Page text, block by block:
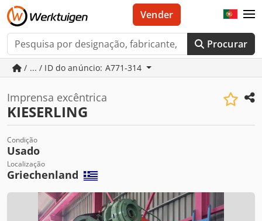
Procurar
Vender
/ ... / ID do anúncio: A771-314
Imprensa excêntrica
KIESERLING
Condição
Usado
Localização
Griechenland